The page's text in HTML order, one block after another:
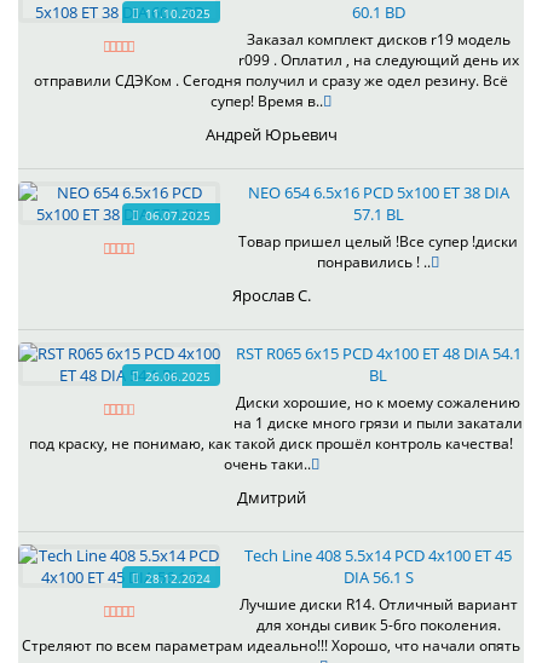
11.10.2025
60.1 BD
Заказал комплект дисков r19 модель
r099 . Оплатил , на следующий день их
отправили СДЭКом . Сегодня получил и сразу же одел резину. Всё
супер! Время в..
Андрей Юрьевич
06.07.2025
NEO 654 6.5x16 PCD 5x100 ET 38 DIA
57.1 BL
Товар пришел целый !Все супер !диски
понравились ! ..
Ярослав С.
26.06.2025
RST R065 6x15 PCD 4x100 ET 48 DIA 54.1
BL
Диски хорошие, но к моему сожалению
на 1 диске много грязи и пыли закатали
под краску, не понимаю, как такой диск прошёл контроль качества!
очень таки..
Дмитрий
28.12.2024
Tech Line 408 5.5x14 PCD 4x100 ET 45
DIA 56.1 S
Лучшие диски R14. Отличный вариант
для хонды сивик 5-6го поколения.
Стреляют по всем параметрам идеально!!! Хорошо, что начали опять